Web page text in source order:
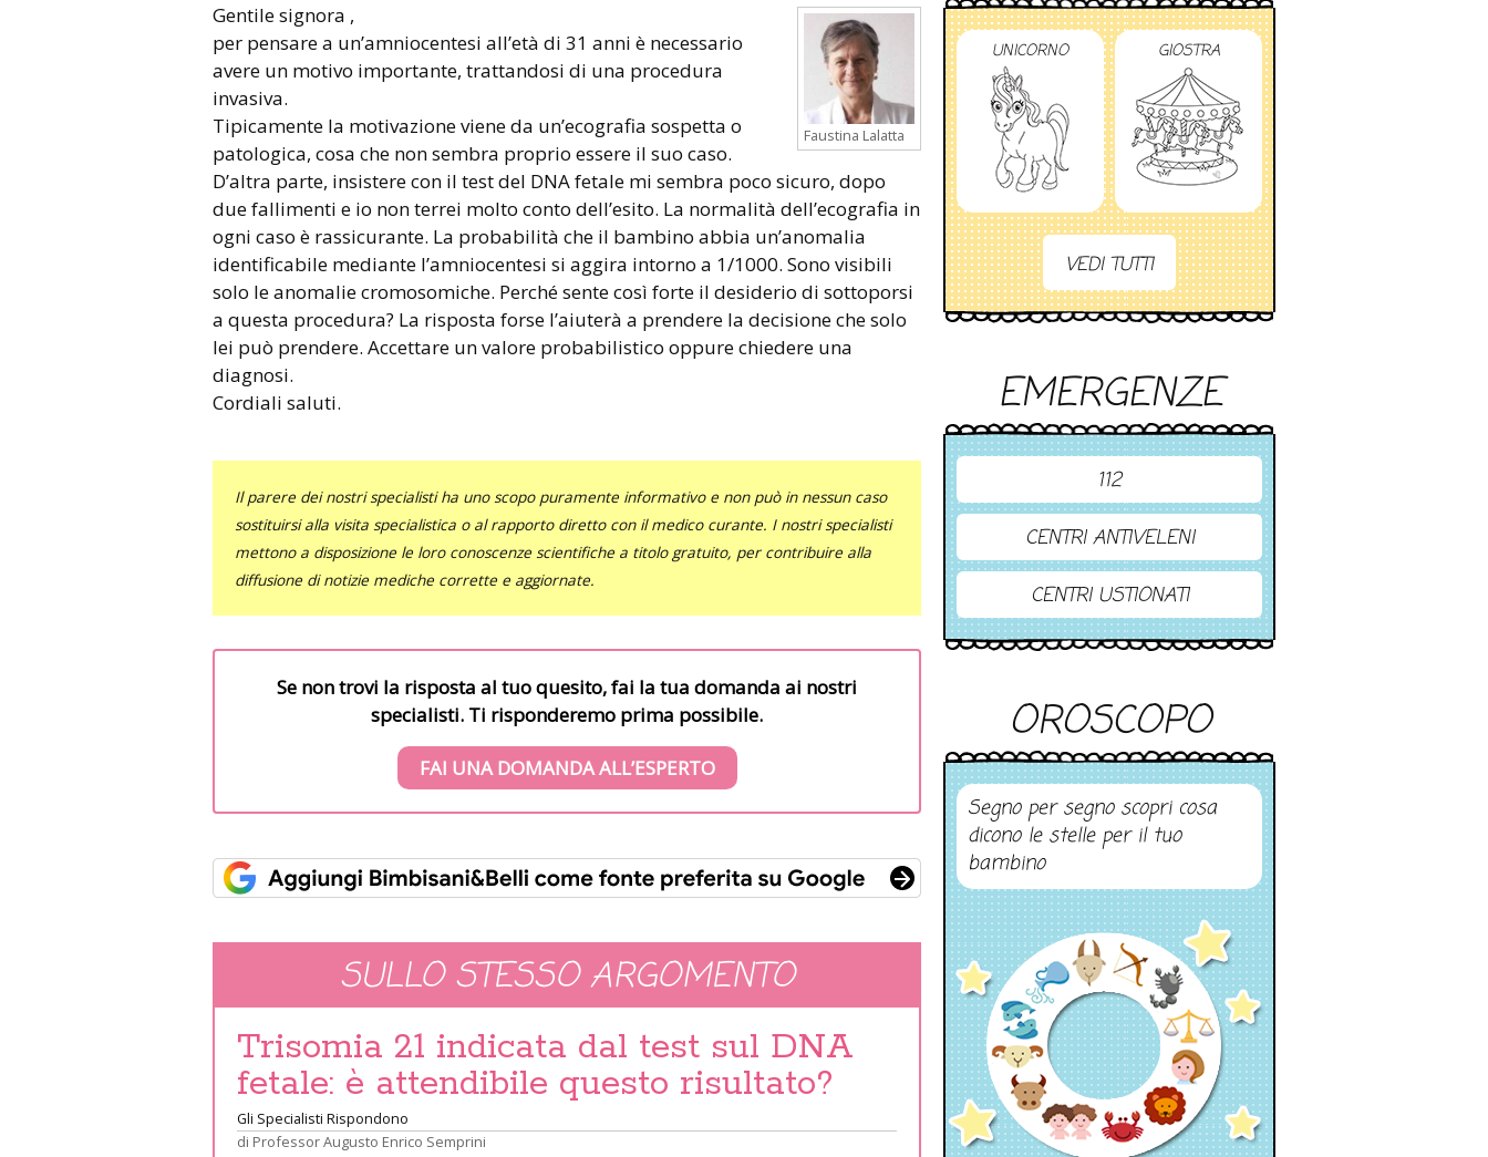
Faustina Lalatta
Gentile signora ,
per pensare a un’amniocentesi all’età di 31 anni è necessario
avere un motivo importante, trattandosi di una procedura
invasiva.
Tipicamente la motivazione viene da un’ecografia sospetta o
patologica, cosa che non sembra proprio essere il suo caso.
D’altra parte, insistere con il test del DNA fetale mi sembra poco sicuro, dopo
due fallimenti e io non terrei molto conto dell’esito. La normalità dell’ecografia in
ogni caso è rassicurante. La probabilità che il bambino abbia un’anomalia
identificabile mediante l’amniocentesi si aggira intorno a 1/1000. Sono visibili
solo le anomalie cromosomiche. Perché sente così forte il desiderio di sottoporsi
a questa procedura? La risposta forse l’aiuterà a prendere la decisione che solo
lei può prendere. Accettare un valore probabilistico oppure chiedere una
diagnosi.
Cordiali saluti.
Il parere dei nostri specialisti ha uno scopo puramente informativo e non può in nessun caso
sostituirsi alla visita specialistica o al rapporto diretto con il medico curante. I nostri specialisti
mettono a disposizione le loro conoscenze scientifiche a titolo gratuito, per contribuire alla
diffusione di notizie mediche corrette e aggiornate.
Se non trovi la risposta al tuo quesito, fai la tua domanda ai nostri
specialisti. Ti risponderemo prima possibile.
FAI UNA DOMANDA ALL’ESPERTO
SULLO STESSO ARGOMENTO
Trisomia 21 indicata dal test sul DNA
fetale: è attendibile questo risultato?
Gli Specialisti Rispondono
di Professor Augusto Enrico Semprini
UNICORNO GIOSTRA
VEDI TUTTI
EMERGENZE
112
CENTRI ANTIVELENI
CENTRI USTIONATI
OROSCOPO
Segno per segno scopri cosa
dicono le stelle per il tuo
bambino